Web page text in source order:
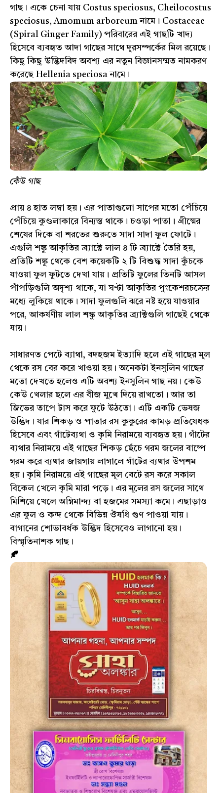
গাছ। একে চেনা যায় Costus speciosus, Cheilocostus
speciosus, Amomum arboreum নামে। Costaceae
(Spiral Ginger Family) পরিবারের এই গাছটি খাদ্য
হিসেবে ব্যবহৃত আদা গাছের সাথে দূরসম্পর্কের মিল রয়েছে।
কিছু কিছু উদ্ভিদবিদ অবশ্য এর নতুন বিজ্ঞানসম্মত নামকরণ
করেছে Hellenia speciosa নামে।
কেঁউ গাছ
প্রায় ৪ হাত লম্বা হয়। এর পাতাগুলো সাপের মতো পেঁচিয়ে
পেঁচিয়ে কুণ্ডলাকারে বিন্যস্ত থাকে। চওড়া পাতা। গ্রীষ্মের
শেষের দিকে বা শরতের শুরুতে সাদা সাদা ফুল ফোটে।
এগুলি শঙ্কু আকৃতির ব্র্যাক্টে লাল ৪ টি ব্র্যাক্টে তৈরি হয়,
প্রতিটি শঙ্কু থেকে বেশ কয়েকটি ২ টি বিশুদ্ধ সাদা কুঁচকে
যাওয়া ফুল ফুটতে দেখা যায়। প্রতিটি ফুলের তিনটি আসল
পাঁপড়িগুলি অদৃশ্য থাকে, যা ঘণ্টা আকৃতির পুংকেশরচক্রের
মধ্যে লুকিয়ে থাকে। সাদা ফুলগুলি ঝরে নষ্ট হয়ে যাওয়ার
পরে, আকর্ষণীয় লাল শঙ্কু আকৃতির ব্র্যাক্টগুলি গাছেই থেকে
যায়।
সাধারণত পেটে ব্যাথা, বদহজম ইত্যাদি হলে এই গাছের মূল
থেকে রস বের করে খাওয়া হয়। অনেকটা ইনসুলিন গাছের
মতো দেখতে হলেও এটি অবশ্য ইনসুলিন গাছ নয়। কেউ
কেউ খেলার ছলে এর বীজ মুখে দিয়ে রাখতো। আর তা
জিভের তাপে টাস করে ফুটে উঠতো। এটি একটি ভেষজ
উদ্ভিদ। যার শিকড় ও পাতার রস কুকুরের কামড় প্রতিষেধক
হিসেবে এবং গাঁটেব্যথা ও কৃমি নিরাময়ে ব্যবহৃত হয়। গাঁটের
ব্যথার নিরাময়ে এই গাছের শিকড় ছেঁচে গরম জলের বাষ্পে
গরম করে ব্যথার জায়গায় লাগালে গাঁটের ব্যথার উপশম
হয়। কৃমি নিরাময়ে এই গাছের মূল বেটে রস করে সকাল
বিকেল খেলে কৃমি মারা পড়ে। এর মূলের রস জলের সাথে
মিশিয়ে খেলে অগ্নিমান্দ্য বা হজমের সমস্যা কমে। এছাড়াও
এর ফুল ও কন্দ থেকে বিভিন্ন ঔষধি গুণ পাওয়া যায়।
বাগানের শোভাবর্ধক উদ্ভিদ হিসেবেও লাগানো হয়।
বিস্মৃতিনাশক গাছ।
🍂